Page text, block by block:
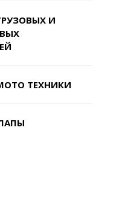
И
ТЕХНИКИ